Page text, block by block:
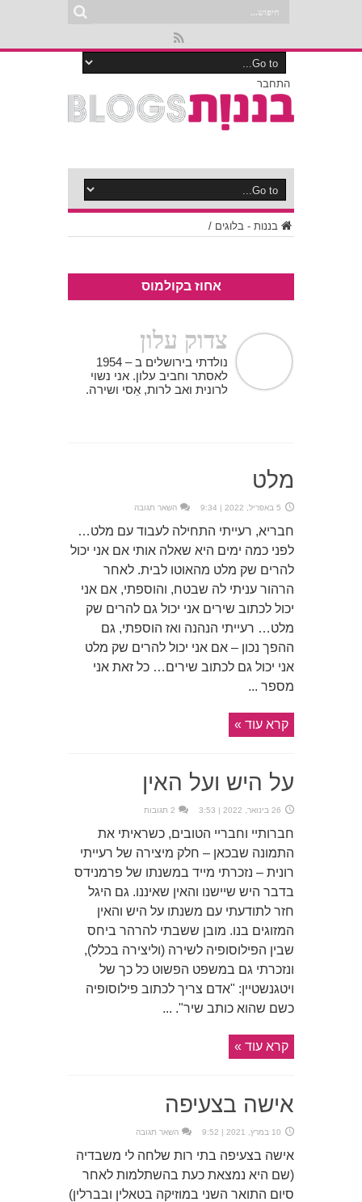
התחבר
בננות - בלוגים /
אחוז בקולמוס
צדוק עלון
נולדתי בירושלים ב – 1954
לאסתר וחביב עלון. אני נשוי
לרונית ואב לרות, אֵסי ושירה.
מלט
5 באפריל, 2022 | 9:34 השאר תגובה
חבריא, רעייתי התחילה לעבוד עם מלט…
לפני כמה ימים היא שאלה אותי אם אני יכול
להרים שק מלט מהאוטו לבית. לאחר
הרהור עניתי לה שבטח, והוספתי, אם אני
יכול לכתוב שירים אני יכול גם להרים שק
מלט… רעייתי הנהנה ואז הוספתי, גם
ההפך נכון – אם אני יכול להרים שק מלט
אני יכול גם לכתוב שירים… כל זאת אני
מספר ...
קרא עוד »
על היש ועל האין
26 בינואר, 2022 | 3:53 2 תגובות
חברותיי וחבריי הטובים, כשראיתי את
התמונה שבכאן – חלק מיצירה של רעייתי
רונית – נזכרתי מייד במשנתו של פרמנידס
בדבר היש שיישנו והאין שאיננו. גם היגל
חזר לתודעתי עם משנתו על היש והאין
המזוגים בנו. מובן ששבתי להרהר ביחס
שבין הפילוסופיה לשירה (וליצירה בכלל),
ונזכרתי גם במשפט הפשוט כל כך של
ויטגנשטיין: "אדם צריך לכתוב פילוסופיה
כשם שהוא כותב שיר". ...
קרא עוד »
אישה בצעיפה
10 במרץ, 2021 | 9:52 השאר תגובה
אישה בצעיפה בתי רות שלחה לי משבדיה
(שם היא נמצאת כעת בהשתלמות לאחר
סיום התואר השני במוזיקה בטאלין ובברלין)